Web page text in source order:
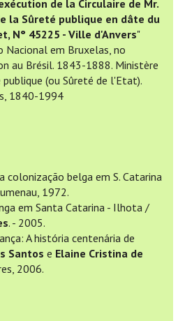
de la Circulaire de Mr.
la Sûreté publique en dâte du
N° 45225 - Ville d'Anvers"
Nacional em Bruxelas, no
au Brésil. 1843-1888. Ministère
publique (ou Sûreté de l'Etat).
1840-1994
colonização belga em S. Catarina
1972.
em Santa Catarina - Ilhota /
. - 2005.
A história centenária de
Santos e Elaine Cristina de
2006.